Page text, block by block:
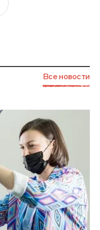
Все новости